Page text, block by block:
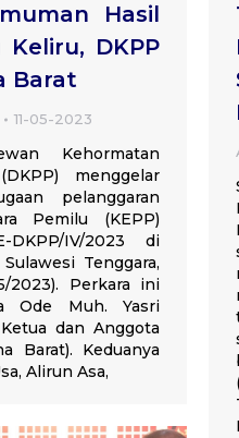
Hasil
Keliru, DKPP
Barat
11-05-2023
Kehormatan
menggelar
pelanggaran
Pemilu (KEPP)
DKPP/IV/2023 di
Tenggara,
2023). Perkara ini
Ode Muh. Yasri
dan Anggota
Barat). Keduanya
Alirun Asa,